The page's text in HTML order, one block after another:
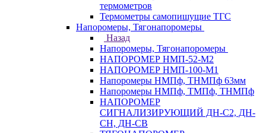
термометров
Термометры самопишущие ТГС
Напоромеры, Тягонапоромеры
Назад
Напоромеры, Тягонапоромеры
НАПОРОМЕР НМП-52-М2
НАПОРОМЕР НМП-100-М1
Напоромеры НМПф, ТНМПф 63мм
Напоромеры НМПф, ТМПф, ТНМПф
НАПОРОМЕР
СИГНАЛИЗИРУЮЩИЙ ДН-С2, ДН-
СН, ДН-СВ